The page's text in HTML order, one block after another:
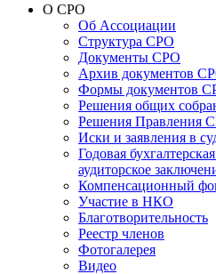
О СРО
Об Ассоциации
Структура СРО
Документы СРО
Архив документов
Формы документов
Решения общих
Решения Правления
Иски и заявления в
Годовая
аудиторское
Компенсационный
Участие в НКО
Благотворительность
Реестр членов
Фотогалерея
Видео